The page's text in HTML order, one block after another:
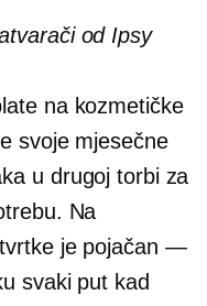
od Ipsy
na kozmetičke
svoje mjesečne
u drugoj torbi za
Na
je pojačan —
svaki put kad